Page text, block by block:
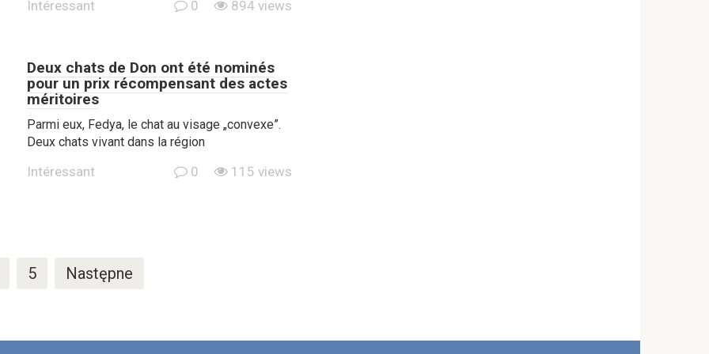
Intéressant 0 894 views
Deux chats de Don ont été nominés
pour un prix récompensant des actes
méritoires
Parmi eux, Fedya, le chat au visage „convexe”.
Deux chats vivant dans la région
Intéressant 0 115 views
5 Następne